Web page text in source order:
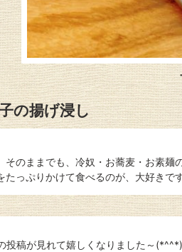
の揚げ浸し
そのままでも、冷奴・お蕎麦・お素
っぷりかけて食べるのが、大好きです
投稿が見れて嬉しくなりました～(*^^*)